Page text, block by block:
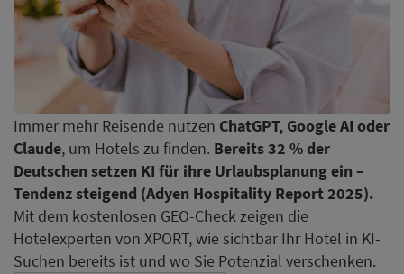
Immer mehr Reisende nutzen ChatGPT, Google AI oder
Claude, um Hotels zu finden. Bereits 32 % der
Deutschen setzen KI für ihre Urlaubsplanung ein –
Tendenz steigend (Adyen Hospitality Report 2025).
Mit dem kostenlosen GEO-Check zeigen die
Hotelexperten von XPORT, wie sichtbar Ihr Hotel in KI-
Suchen bereits ist und wo Sie Potenzial verschenken.